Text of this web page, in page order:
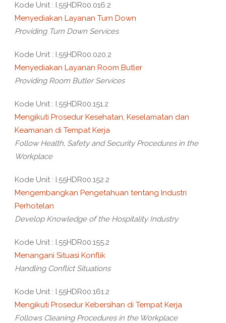
Kode Unit : I.55HDR00.016.2
Menyediakan Layanan Turn Down
Providing Turn Down Services
Kode Unit : I.55HDR00.020.2
Menyediakan Layanan Room Butler
Providing Room Butler Services
Kode Unit : I.55HDR00.151.2
Mengikuti Prosedur Kesehatan, Keselamatan dan
Keamanan di Tempat Kerja
Follow Health, Safety and Security Procedures in the
Workplace
Kode Unit : I.55HDR00.152.2
Mengembangkan Pengetahuan tentang Industri
Perhotelan
Develop Knowledge of the Hospitality Industry
Kode Unit : I.55HDR00.155.2
Menangani Situasi Konflik
Handling Conflict Situations
Kode Unit : I.55HDR00.161.2
Mengikuti Prosedur Kebersihan di Tempat Kerja
Follows Cleaning Procedures in the Workplace